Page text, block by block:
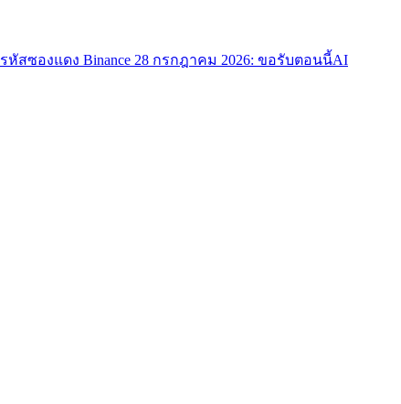
รหัสซองแดง Binance 28 กรกฎาคม 2026: ขอรับตอนนี้AI